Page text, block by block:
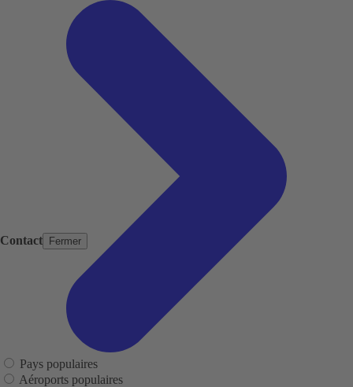
Contact Fermer
Pays populaires
Aéroports populaires